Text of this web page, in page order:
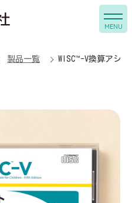
MENU
製品一覧 WISC™-V換算アシス